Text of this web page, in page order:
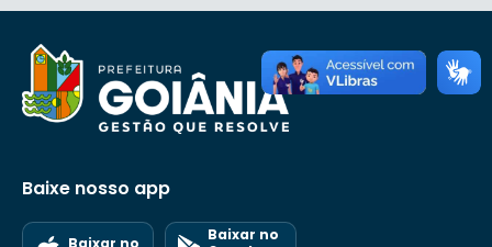
Baixe nosso app
Baixar no
Baixar no